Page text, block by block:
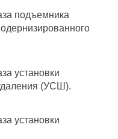
подъемника
установки
(УСШ).
установки